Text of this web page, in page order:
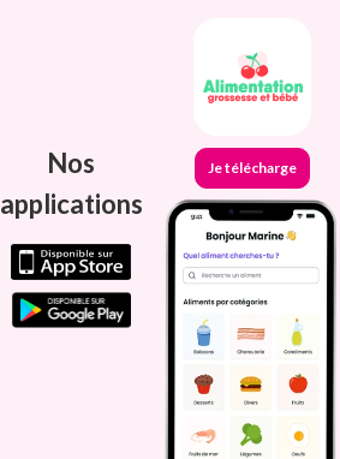
Nos
applications
Je télécharge